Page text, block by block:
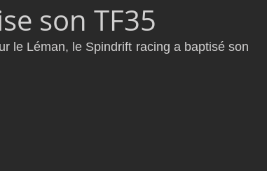
Figaro 3 Flying Phantom L&#39;Hydroptère
son TF35
le Léman, le Spindrift racing a baptisé son